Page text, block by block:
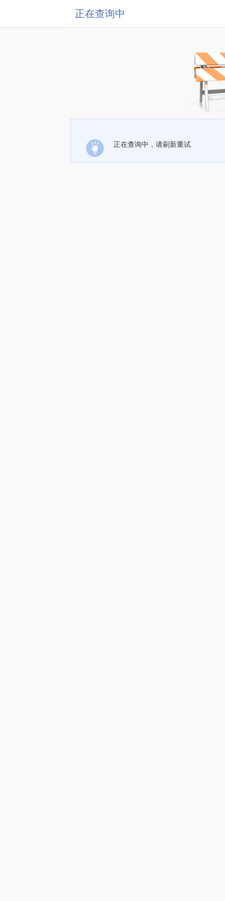
正在查询中
正在查询中，请刷新重试